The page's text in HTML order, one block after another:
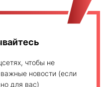
чтобы не
важные новости (если
для вас)